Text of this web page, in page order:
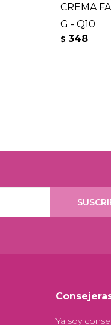
CREMA
G - Q10
$ 348
Ya soy